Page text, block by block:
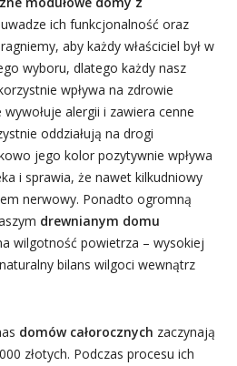
ich funkcjonalność oraz
aby każdy właściciel był w
wyboru, dlatego każdy nasz
wpływa na zdrowie
alergii i zawiera cenne
oddziałują na drogi
jego kolor pozytywnie wpływa
i sprawia, że nawet kilkudniowy
nerwowy. Ponadto ogromną
drewnianym domu
wilgotność powietrza – wysokiej
bilans wilgoci wewnątrz
domów całorocznych zaczynają
złotych. Podczas procesu ich